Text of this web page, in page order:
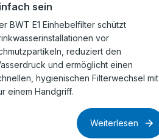
sein
BWT E1 Einhebelfilter schützt
vor
reduziert den
und ermöglicht einen
hygienischen Filterwechsel mit
einem Handgriff.
Weiterlesen